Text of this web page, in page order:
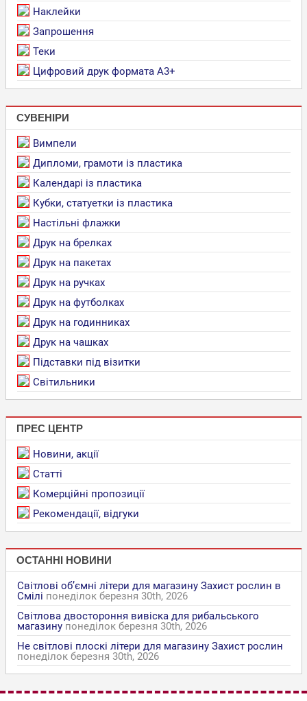
Наклейки
Запрошення
Теки
Цифровий друк формата А3+
СУВЕНІРИ
Вимпели
Дипломи, грамоти із пластика
Календарі із пластика
Кубки, статуетки із пластика
Настільні флажки
Друк на брелках
Друк на пакетах
Друк на ручках
Друк на футболках
Друк на годинниках
Друк на чашках
Підставки під візитки
Світильники
ПРЕС ЦЕНТР
Новини, акції
Статті
Комерційні пропозиції
Рекомендації, відгуки
ОСТАННІ НОВИНИ
Світлові об’ємні літери для магазину Захист рослин в
Смілі понеділок березня 30th, 2026
Світлова двостороння вивіска для рибальського
магазину понеділок березня 30th, 2026
Не світлові плоскі літери для магазину Захист рослин
понеділок березня 30th, 2026